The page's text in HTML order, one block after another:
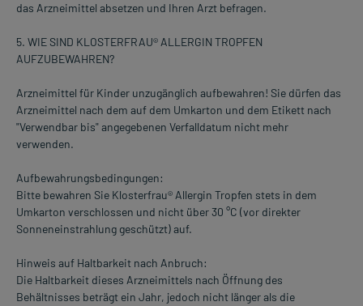
das Arzneimittel absetzen und Ihren Arzt befragen.
5. WIE SIND KLOSTERFRAU® ALLERGIN TROPFEN
AUFZUBEWAHREN?
Arzneimittel für Kinder unzugänglich aufbewahren! Sie dürfen das
Arzneimittel nach dem auf dem Umkarton und dem Etikett nach
"Verwendbar bis" angegebenen Verfalldatum nicht mehr
verwenden.
Aufbewahrungsbedingungen:
Bitte bewahren Sie Klosterfrau® Allergin Tropfen stets in dem
Umkarton verschlossen und nicht über 30 °C (vor direkter
Sonneneinstrahlung geschützt) auf.
Hinweis auf Haltbarkeit nach Anbruch:
Die Haltbarkeit dieses Arzneimittels nach Öffnung des
Behältnisses beträgt ein Jahr, jedoch nicht länger als die